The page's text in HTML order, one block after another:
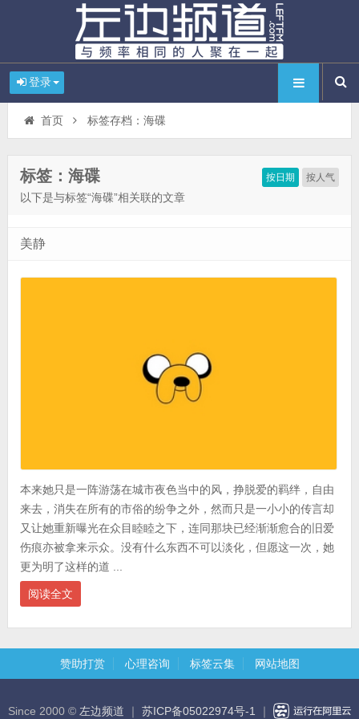
登录
首页 标签存档：海碟
按日期 按人气
标签：海碟
以下是与标签“海碟”相关联的文章
美静
本来她只是一阵游荡在城市夜色当中的风，挣脱爱的羁绊，自由
来去，消失在所有的市俗的纷争之外，然而只是一小小的传言却
又让她重新曝光在众目睦睦之下，连同那块已经渐渐愈合的旧爱
伤痕亦被拿来示众。没有什么东西不可以淡化，但愿这一次，她
更为明了这样的道 ...
阅读全文
赞助打赏 心理咨询 标签云集 网站地图
Since 2000 © 左边频道 ｜ 苏ICP备05022974号-1 ｜